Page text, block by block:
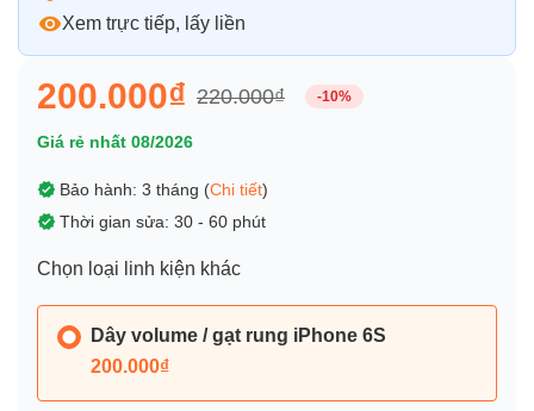
Xem trực tiếp, lấy liền
200.000₫ 220.000₫ -10%
Giá rẻ nhất 08/2026
Bảo hành: 3 tháng (Chi tiết)
Thời gian sửa: 30 - 60 phút
Chọn loại linh kiện khác
Dây volume / gạt rung iPhone 6S
200.000₫